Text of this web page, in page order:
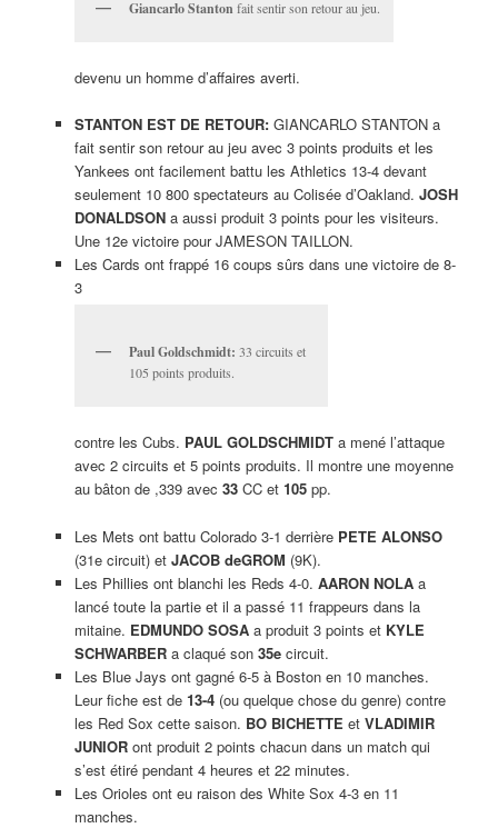
Giancarlo Stanton fait sentir son retour au jeu.
devenu un homme d’affaires averti.
STANTON EST DE RETOUR: GIANCARLO STANTON a
fait sentir son retour au jeu avec 3 points produits et les
Yankees ont facilement battu les Athletics 13-4 devant
seulement 10 800 spectateurs au Colisée d’Oakland. JOSH
DONALDSONa aussi produit 3 points pour les visiteurs.
Une 12e victoire pour JAMESON TAILLON.
Les Cards ont frappé 16 coups sûrs dans une victoire de 8-
3
Paul Goldschmidt: 33 circuits et
105 points produits.
contre les Cubs. PAUL GOLDSCHMIDTa mené l’attaque
avec 2 circuits et 5 points produits. Il montre une moyenne
au bâton de ,339 avec 33CC et 105pp.
Les Mets ont battu Colorado 3-1 derrière PETE ALONSO
(31e circuit) et JACOB deGROM (9K).
Les Phillies ont blanchi les Reds 4-0. AARON NOLAa
lancé toute la partie et il a passé 11 frappeurs dans la
mitaine. EDMUNDO SOSAa produit 3 points et KYLE
SCHWARBERa claqué son 35ecircuit.
Les Blue Jays ont gagné 6-5 à Boston en 10 manches.
Leur fiche est de 13-4(ou quelque chose du genre) contre
les Red Sox cette saison. BO BICHETTE et VLADIMIR
JUNIORont produit 2 points chacun dans un match qui
s’est étiré pendant 4 heures et 22 minutes.
Les Orioles ont eu raison des White Sox 4-3 en 11
manches.